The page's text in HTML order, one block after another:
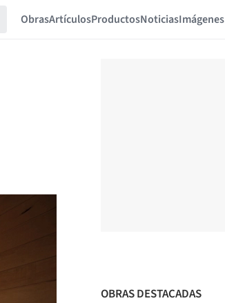
ObrasArtículosProductosNoticiasImágenes
OBRAS DESTACADAS